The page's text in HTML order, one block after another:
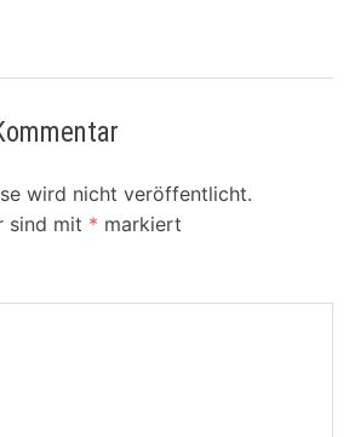
wird nicht veröffentlicht.
sind mit * markiert